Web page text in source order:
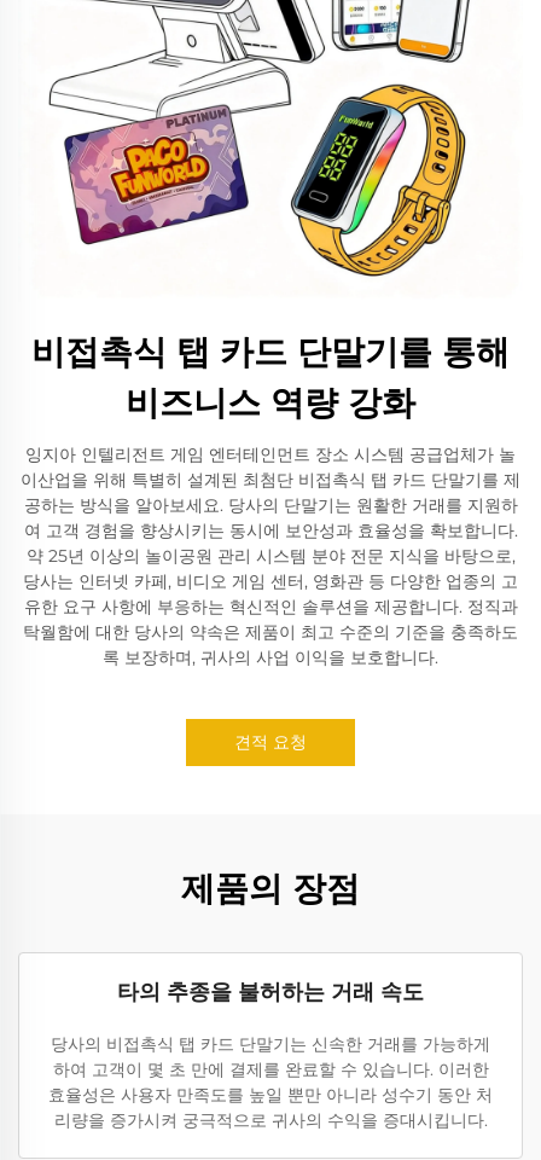
비접촉식 탭 카드 단말기를 통해
비즈니스 역량 강화
잉지아 인텔리전트 게임 엔터테인먼트 장소 시스템 공급업체가 놀
이산업을 위해 특별히 설계된 최첨단 비접촉식 탭 카드 단말기를 제
공하는 방식을 알아보세요. 당사의 단말기는 원활한 거래를 지원하
여 고객 경험을 향상시키는 동시에 보안성과 효율성을 확보합니다.
약 25년 이상의 놀이공원 관리 시스템 분야 전문 지식을 바탕으로,
당사는 인터넷 카페, 비디오 게임 센터, 영화관 등 다양한 업종의 고
유한 요구 사항에 부응하는 혁신적인 솔루션을 제공합니다. 정직과
탁월함에 대한 당사의 약속은 제품이 최고 수준의 기준을 충족하도
록 보장하며, 귀사의 사업 이익을 보호합니다.
견적 요청
제품의 장점
타의 추종을 불허하는 거래 속도
당사의 비접촉식 탭 카드 단말기는 신속한 거래를 가능하게
하여 고객이 몇 초 만에 결제를 완료할 수 있습니다. 이러한
효율성은 사용자 만족도를 높일 뿐만 아니라 성수기 동안 처
리량을 증가시켜 궁극적으로 귀사의 수익을 증대시킵니다.